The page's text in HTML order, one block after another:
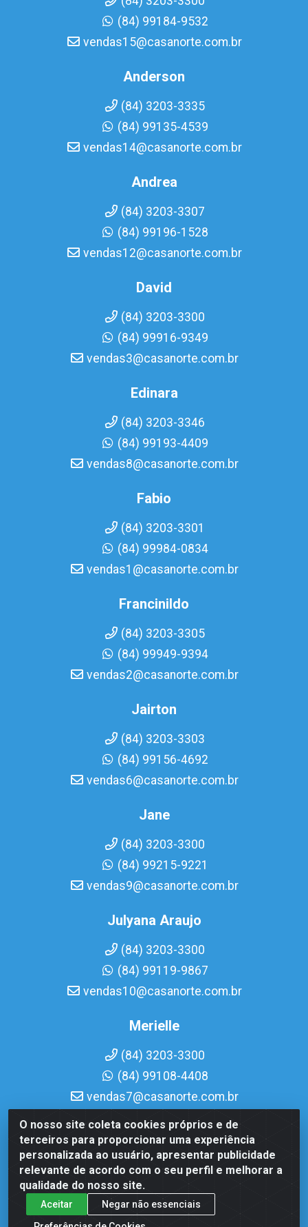
O nosso site coleta cookies próprios e de
terceiros para proporcionar uma experiência
personalizada ao usuário, apresentar publicidade
relevante de acordo com o seu perfil e melhorar a
qualidade do nosso site.
Aceitar
Negar não essenciais
(84) 99184-9532
vendas15@casanorte.com.br
Anderson
(84) 3203-3335
(84) 99135-4539
vendas14@casanorte.com.br
Andrea
(84) 3203-3307
(84) 99196-1528
vendas12@casanorte.com.br
David
(84) 3203-3300
(84) 99916-9349
vendas3@casanorte.com.br
Edinara
(84) 3203-3346
(84) 99193-4409
vendas8@casanorte.com.br
Fabio
(84) 3203-3301
(84) 99984-0834
vendas1@casanorte.com.br
Francinildo
(84) 3203-3305
(84) 99949-9394
vendas2@casanorte.com.br
Jairton
(84) 3203-3303
(84) 99156-4692
vendas6@casanorte.com.br
Jane
(84) 3203-3300
(84) 99215-9221
vendas9@casanorte.com.br
Julyana Araujo
(84) 3203-3300
(84) 99119-9867
vendas10@casanorte.com.br
Merielle
(84) 3203-3300
(84) 99108-4408
vendas7@casanorte.com.br
Casa Norte LTDA - Av. Interventor Mário Câmara, 1815 -
Dix-Sept Rosado, Natal/RN - CEP 59054-600 - CNPJ
08.713.513/0001-51